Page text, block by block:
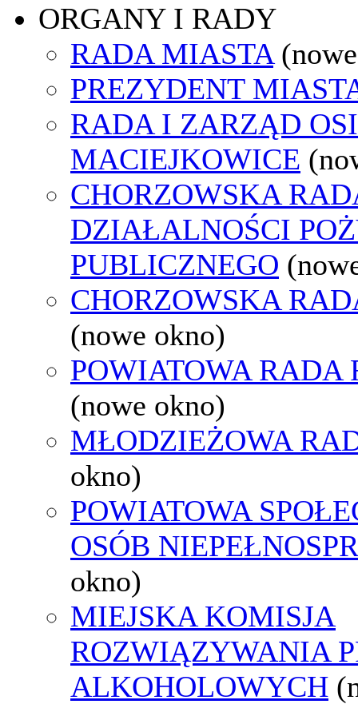
ORGANY I RADY
RADA MIASTA
PREZYDENT
RADA I ZARZĄD
MACIEJKOWICE
CHORZOWSKA
DZIAŁALNOŚCI
PUBLICZNEGO
CHORZOWSKA
(nowe okno)
POWIATOWA RADA
(nowe okno)
MŁODZIEŻOWA
okno)
POWIATOWA
OSÓB
okno)
MIEJSKA KOMISJA
ROZWIĄZYWANIA
ALKOHOLOWYCH